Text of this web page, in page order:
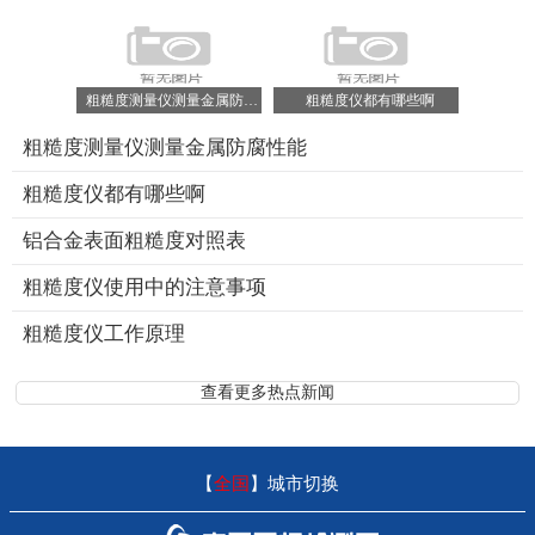
粗糙度仪都有哪些啊
粗糙度测量仪测量金属防腐性能
粗糙度仪都有哪些啊
铝合金表面粗糙度对照表
粗糙度仪使用中的注意事项
粗糙度仪工作原理
查看更多热点新闻
【全国】 城市切换